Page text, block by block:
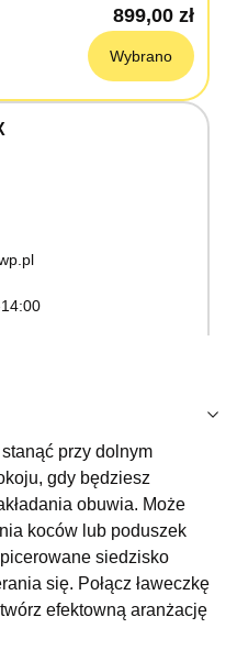
899,00 zł
Wybrano
przy dolnym
gdy będziesz
obuwia. Może
koców lub poduszek
siedzisko
się. Połącz ławeczkę
efektowną aranżację